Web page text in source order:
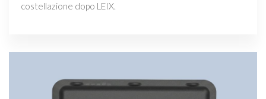
costellazione dopo LEIX.